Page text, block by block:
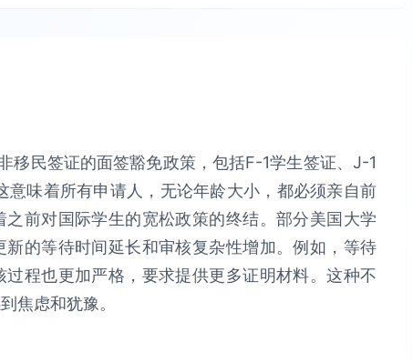
移民签证的面签豁免政策，包括F-1学生签证、J-1
味着所有申请人，无论年龄大小，都必须亲自前
前对国际学生的宽松政策的终结。部分美国大学
的等待时间延长和审核复杂性增加。例如，等待
程也更加严格，要求提供更多证明材料。这种不
焦虑和犹豫。